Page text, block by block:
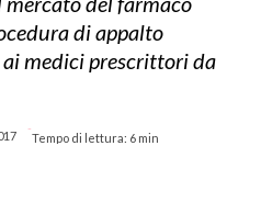
di appalto
medici prescrittori da
-
Tempo di lettura: 6 min